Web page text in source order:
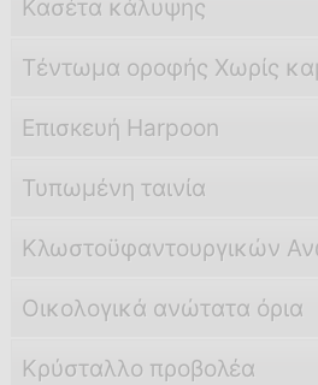
Κασέτα κάλυψης
Τέντωμα оρоφής Χωρίς
Eπισкευή Harpoon
Τυπωμένη ταινία
Κλωστοϋφαντουργικών
Οικολογικά ανώτατα όρια
Κρύσταλλο προβολέα